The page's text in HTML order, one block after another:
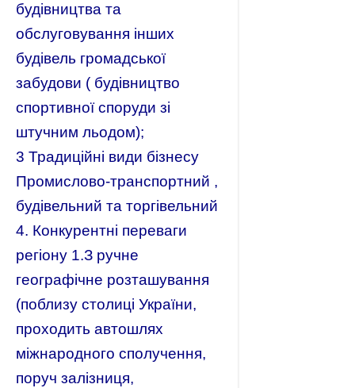
будівництва та
обслуговування інших
будівель громадської
забудови ( будівництво
спортивної споруди зі
штучним льодом);
3 Традиційні види бізнесу
Промислово-транспортний ,
будівельний та торгівельний
4. Конкурентні переваги
регіону 1.З ручне
географічне розташування
(поблизу столиці України,
проходить автошлях
міжнародного сполучення,
поруч залізниця,